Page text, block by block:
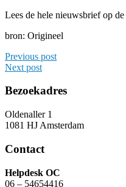
Lees de hele nieuwsbrief op de
bron: Origineel
Previous post
Next post
Bezoekadres
Oldenaller 1
1081 HJ Amsterdam
Contact
Helpdesk OC
06 – 54654416